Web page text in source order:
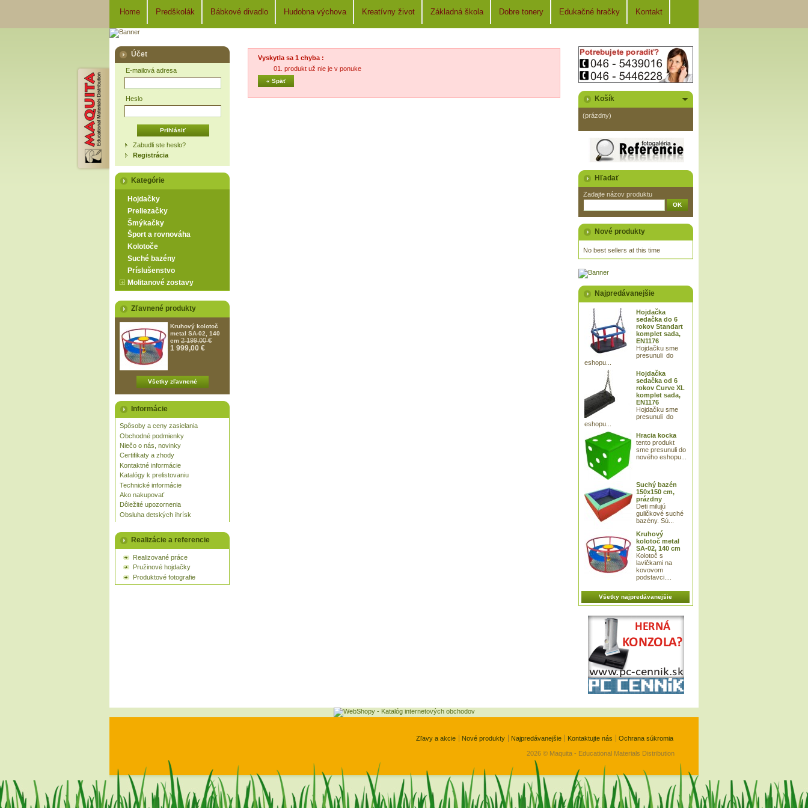
Home Predškolák Bábkové divadlo Hudobna výchova Kreatívny život Základná škola Dobre tonery Edukačné hračky Kontakt
Účet
E-mailová adresa
Heslo
Zabudli ste heslo?
Registrácia
Kategórie
Hojdačky
Preliezačky
Šmýkačky
Šport a rovnováha
Kolotoče
Suché bazény
Príslušenstvo
Molitanové zostavy
Zľavnené produkty
Kruhový kolotoč
metal SA-02, 140
cm 2 199,00 €
1 999,00 €
Všetky zľavnené
Informácie
Spôsoby a ceny zasielania
Obchodné podmienky
Niečo o nás, novinky
Certifikaty a zhody
Kontaktné informácie
Katalógy k prelistovaniu
Technické informácie
Ako nakupovať
Dôležité upozornenia
Obsluha detských ihrísk
Realizácie a referencie
Realizované práce
Pružinové hojdačky
Produktové fotografie
Vyskytla sa 1 chyba :
produkt už nie je v ponuke
« Späť
Košík
(prázdny)
Hľadať
Zadajte názov produktu
Nové produkty
No best sellers at this time
Najpredávanejšie
Hojdačka
sedačka do 6
rokov Standart
komplet sada,
EN1176
Hojdačku sme
presunuli do
eshopu...
Hojdačka
sedačka od 6
rokov Curve XL
komplet sada,
EN1176
Hojdačku sme
presunuli do
eshopu...
Hracia kocka
tento produkt
sme presunuli do
nového eshopu...
Suchý bazén
150x150 cm,
prázdny
Deti milujú
guličkové suché
bazény. Sú...
Kruhový
kolotoč metal
SA-02, 140 cm
Kolotoč s
lavičkami na
kovovom
podstavci....
Všetky najpredávanejšie
Zľavy a akcie Nové produkty Najpredávanejšie Kontaktujte nás Ochrana súkromia
2026 © Maquita - Educational Materials Distribution